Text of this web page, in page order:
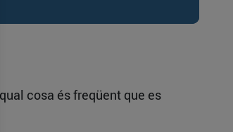
cosa és freqüent que es